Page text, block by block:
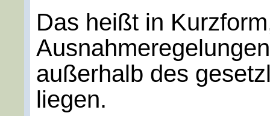
Das heißt in
außerhalb des
liegen.